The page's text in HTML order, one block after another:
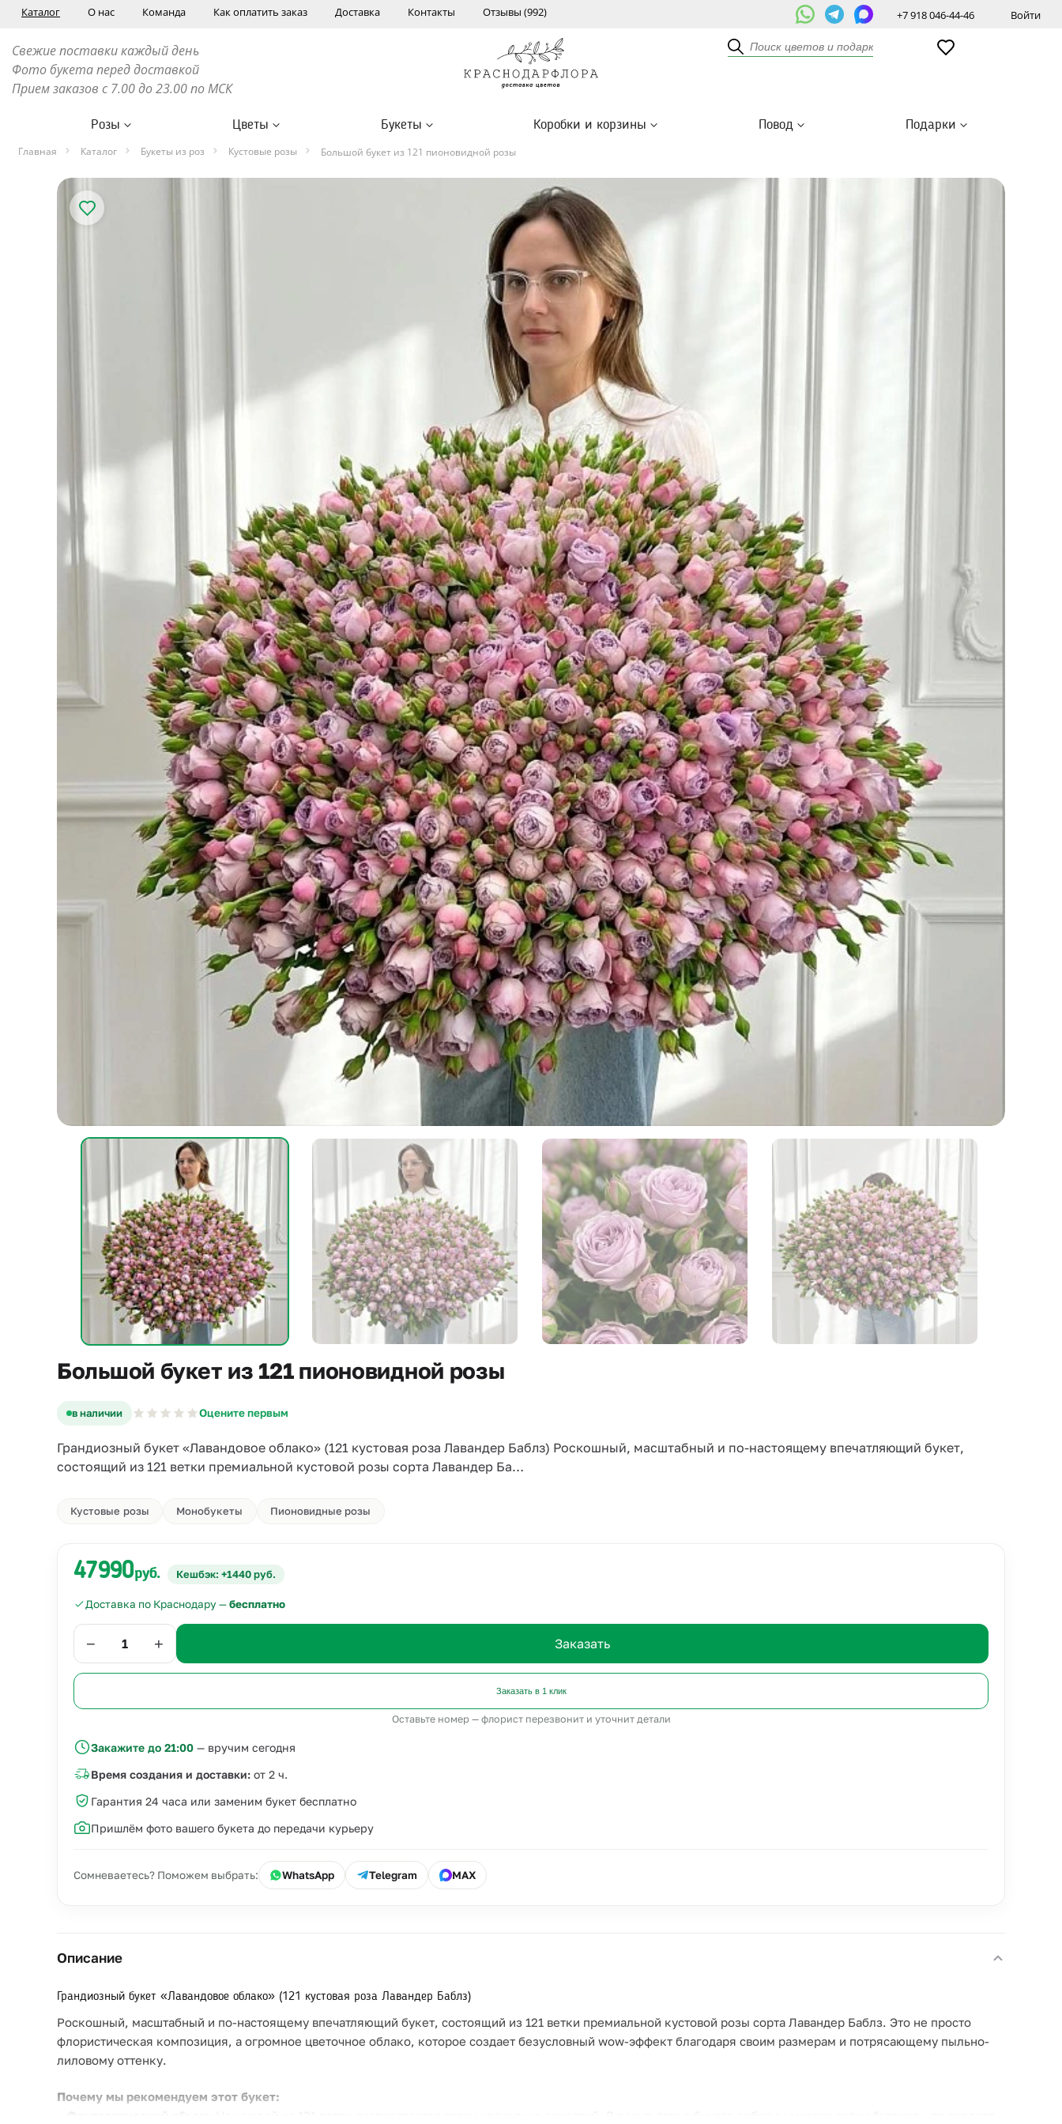
Каталог О нас Команда Как оплатить заказ Доставка Контакты Отзывы (992) +7 918 046-44-46 Войти
Свежие поставки каждый день
Фото букета перед доставкой
Прием заказов с 7.00 до 23.00 по МСК
Розы Цветы Букеты Коробки и корзины Повод Подарки
Главная Каталог Букеты из роз Кустовые розы Большой букет из 121 пионовидной розы
Большой букет из 121 пионовидной розы
в наличии Оцените первым
Грандиозный букет «Лавандовое облако» (121 кустовая роза Лавандер Баблз) Роскошный, масштабный и по-настоящему впечатляющий букет,
состоящий из 121 ветки премиальной кустовой розы сорта Лавандер Ба…
Кустовые розы Монобукеты Пионовидные розы
47990руб. Кешбэк: +1440 руб.
Доставка по Краснодару —бесплатно
− + Заказать
Заказать в 1 клик
Оставьте номер — флорист перезвонит и уточнит детали
Закажите до 21:00 — вручим сегодня
Время создания и доставки: от 2 ч.
Гарантия 24 часа или заменим букет бесплатно
Пришлём фото вашего букета до передачи курьеру
Сомневаетесь? Поможем выбрать: WhatsApp Telegram MAX
Описание
Грандиозный букет «Лавандовое облако» (121 кустовая роза Лавандер Баблз)
Роскошный, масштабный и по-настоящему впечатляющий букет, состоящий из 121 ветки премиальной кустовой розы сорта Лавандер Баблз. Это не просто
флористическая композиция, а огромное цветочное облако, которое создает безусловный wow-эффект благодаря своим размерам и потрясающему пыльно-
лиловому оттенку.
Почему мы рекомендуем этот букет: